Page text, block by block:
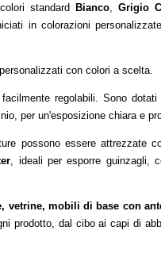
standard Bianco, Grigio
in colorazioni
con colori a scelta.
regolabili. Sono
per un'esposizione chiara e
possono essere attrezzate
, ideali per esporre guinzagli,
vetrine, mobili di base con
prodotto, dal cibo ai capi di